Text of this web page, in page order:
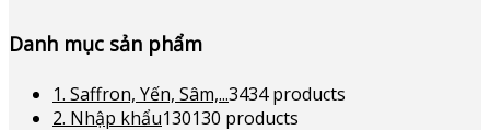
Danh mục sản phẩm
1. Saffron, Yến, Sâm,...3434 products
2. Nhập khẩu130130 products